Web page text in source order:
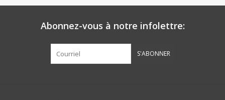
Abonnez-vous à notre infolettre:
S'ABONNER